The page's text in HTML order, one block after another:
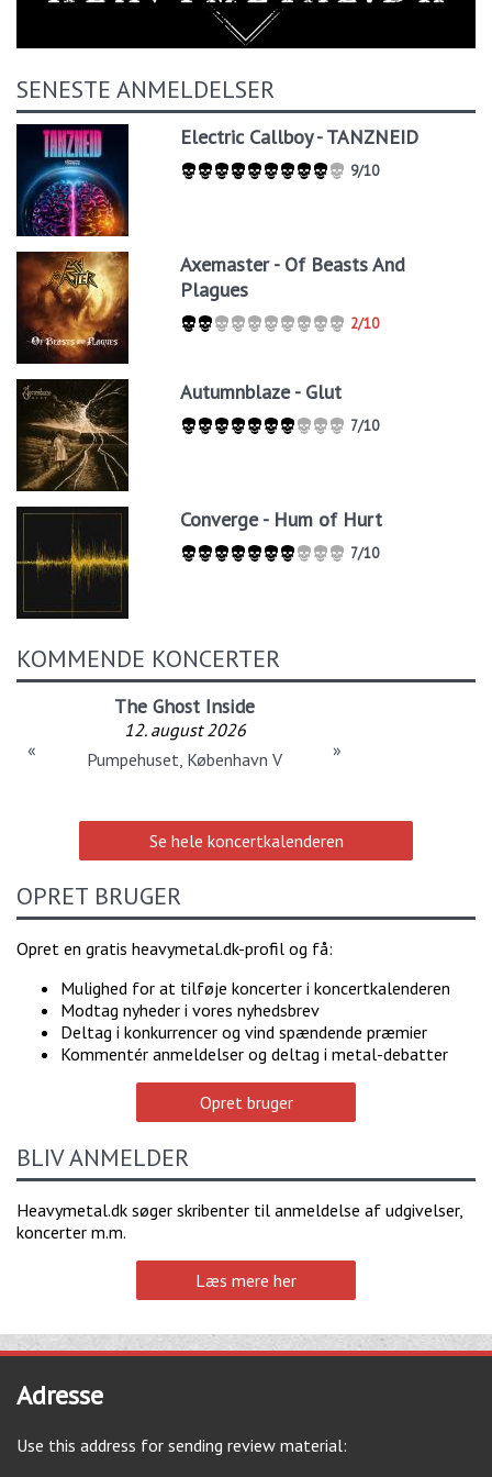
SENESTE ANMELDELSER
Electric Callboy - TANZNEID
9/10
Axemaster - Of Beasts And
Plagues
2/10
Autumnblaze - Glut
7/10
Converge - Hum of Hurt
7/10
KOMMENDE KONCERTER
The Ghost Inside
12. august 2026
Pumpehuset, København V
« »
Se hele koncertkalenderen
OPRET BRUGER
Opret en gratis heavymetal.dk-profil og få:
Mulighed for at tilføje koncerter i koncertkalenderen
Modtag nyheder i vores nyhedsbrev
Deltag i konkurrencer og vind spændende præmier
Kommentér anmeldelser og deltag i metal-debatter
Opret bruger
BLIV ANMELDER
Heavymetal.dk søger skribenter til anmeldelse af udgivelser,
koncerter m.m.
Læs mere her
Adresse
Use this address for sending review material: